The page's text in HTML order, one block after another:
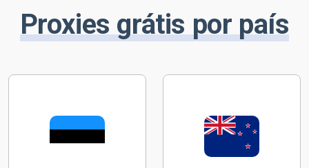
Proxies grátis por país